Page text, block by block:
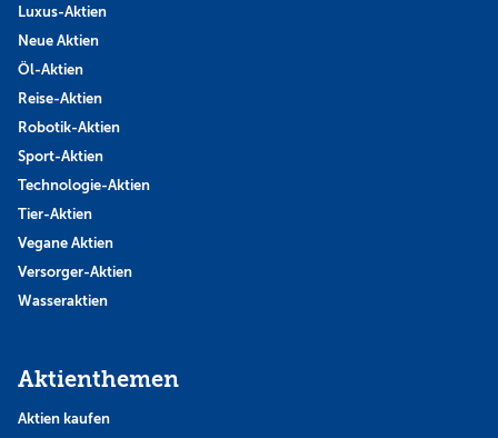
Luxus-Aktien
Neue Aktien
Öl-Aktien
Reise-Aktien
Robotik-Aktien
Sport-Aktien
Technologie-Aktien
Tier-Aktien
Vegane Aktien
Versorger-Aktien
Wasseraktien
Aktienthemen
Aktien kaufen